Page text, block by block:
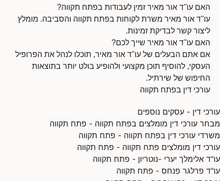
האם עו''ד אור מאיר זמין לעבודות בפתח תקווה?
עו''ד אור מאיר משרת לקוחות בפתח תקווה והסביבה. מומלץ
ליצור קשר לבדיקת זמינות.
האם עו''ד אור מאיר שייך לכם?
אם אתם הבעלים של עו''ד אור מאיר, תוכלו לנהל את הפרופיל
העסקי, להוסיף תוכן מקצועי ולהופיע בולט יותר בתוצאות
החיפוש של שירתיל.
עורכי דין בפתח תקווה
עורכי דין - עסקים נוספים
מבחר עורכי דין מומלצים בפתח תקווה - פתח תקווה
משרדי עורכי דין בפתח תקווה - פתח תקווה
עורכי דין מומלצים פתח תקווה - פתח תקווה
עו"ד אלימלך יערי -נוטריון - פתח תקווה
עו"ד פרלגר פנחס - פתח תקווה